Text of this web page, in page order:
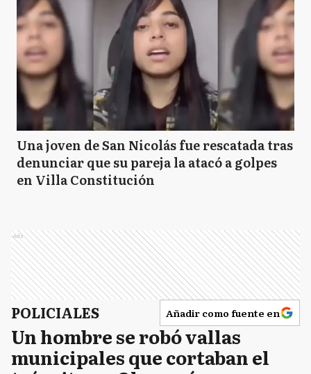
Una joven de San Nicolás fue rescatada tras
denunciar que su pareja la atacó a golpes
en Villa Constitución
Ads
POLICIALES Añadir como fuente en
Un hombre se robó vallas
municipales que cortaban el